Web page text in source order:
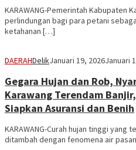
KARAWANG-Pemerintah Kabupaten
perlindungan bagi para petani
ketahanan […]
DAERAHDelikJanuari 19, 2026Januari
Gegara Hujan dan Rob,
Karawang Terendam
Siapkan Asuransi dan Benih
KARAWANG-Curah hujan tinggi
ditambah dengan fenomena air